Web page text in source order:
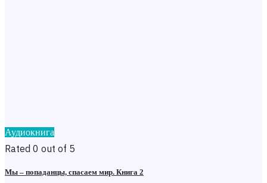
Аудиокнига
Rated 0 out of 5
Мы – попаданцы, спасаем мир. Книга 2